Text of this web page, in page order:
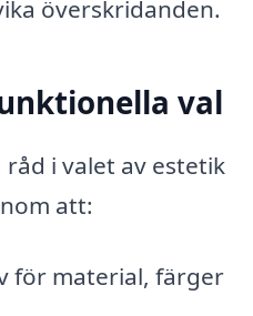
överskridanden.
val
i valet av estetik
att:
för material, färger